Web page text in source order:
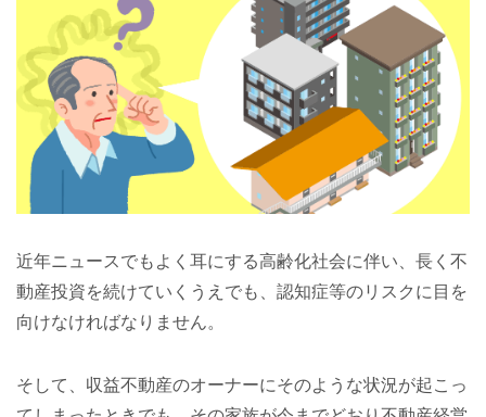
近年ニュースでもよく耳にする高齢化社会に伴い、長く不
動産投資を続けていくうえでも、認知症等のリスクに目を
向けなければなりません。
そして、収益不動産のオーナーにそのような状況が起こっ